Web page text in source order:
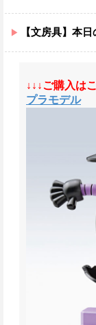
【文房具】本
↓↓↓ご購入は
プラモデル